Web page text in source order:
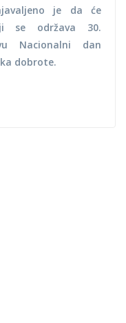
je da će
se održava 30.
Nacionalni dan
dobrote.